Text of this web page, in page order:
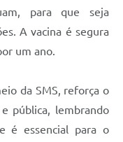
para que seja
A vacina é segura
um ano.
da SMS, reforça o
pública, lembrando
é essencial para o